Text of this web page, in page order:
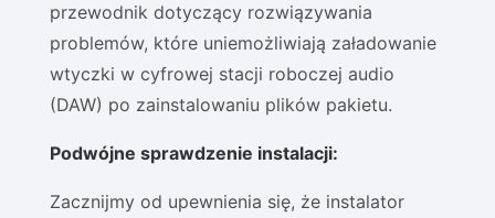
przewodnik dotyczący rozwiązywania
problemów, które uniemożliwiają załadowanie
wtyczki w cyfrowej stacji roboczej audio
(DAW) po zainstalowaniu plików pakietu.
Podwójne sprawdzenie instalacji:
Zacznijmy od upewnienia się, że instalator